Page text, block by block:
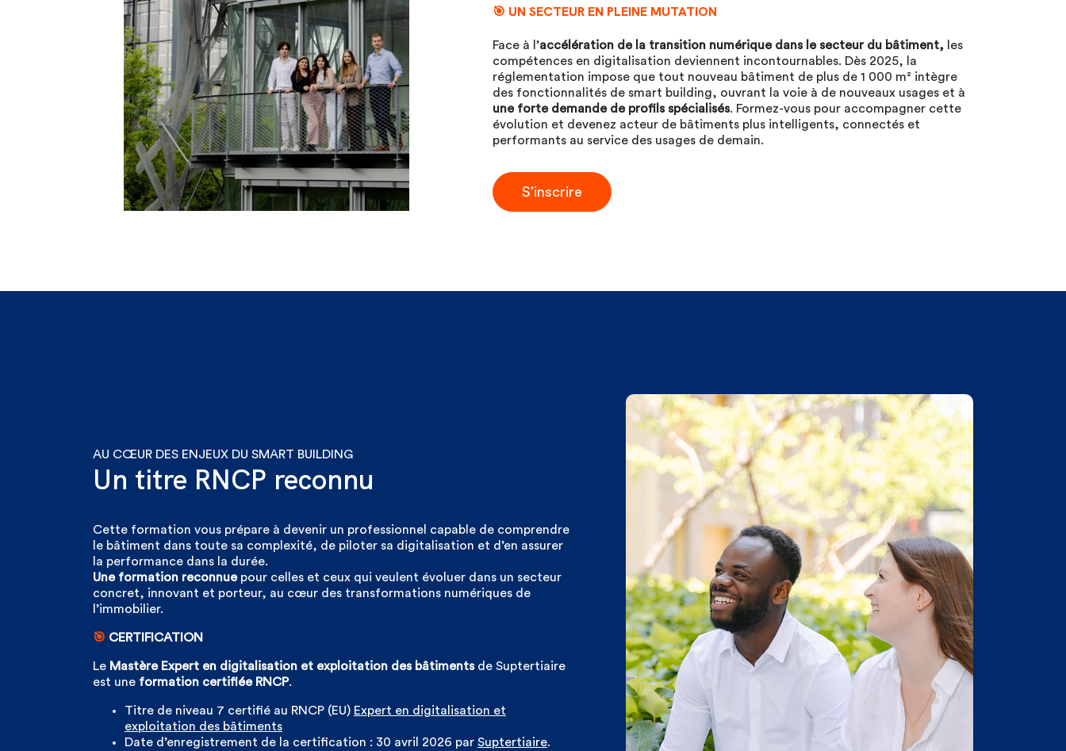
🎯 UN SECTEUR EN PLEINE MUTATION
Face à l’accélération de la transition numérique dans le secteur du bâtiment, les
compétences en digitalisation deviennent incontournables. Dès 2025, la
réglementation impose que tout nouveau bâtiment de plus de 1 000 m² intègre
des fonctionnalités de smart building, ouvrant la voie à de nouveaux usages et à
une forte demande de profils spécialisés. Formez-vous pour accompagner cette
évolution et devenez acteur de bâtiments plus intelligents, connectés et
performants au service des usages de demain.
S’inscrire
AU CŒUR DES ENJEUX DU SMART BUILDING
Un titre RNCP reconnu
Cette formation vous prépare à devenir un professionnel capable de comprendre
le bâtiment dans toute sa complexité, de piloter sa digitalisation et d’en assurer
la performance dans la durée.
Une formation reconnuepour celles et ceux qui veulent évoluer dans un secteur
concret, innovant et porteur, au cœur des transformations numériques de
l’immobilier.
🎯 CERTIFICATION
Le Mastère Expert en digitalisation et exploitation des bâtiments de Suptertiaire
est une formation certifiée RNCP.
Titre de niveau 7 certifié au RNCP (EU) Expert en digitalisation et
exploitation des bâtiments
Date d’enregistrement de la certification : 30 avril 2026 par Suptertiaire.